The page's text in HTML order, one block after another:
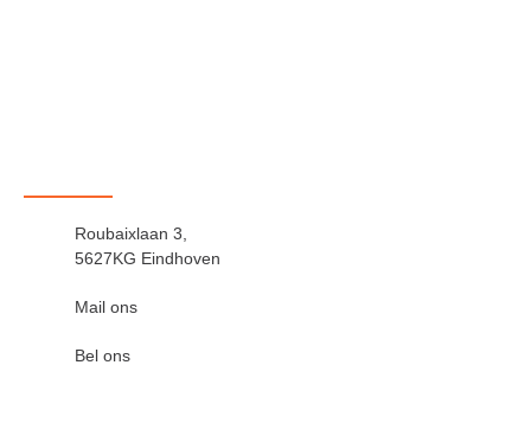
Roubaixlaan 3,
5627KG Eindhoven
Mail ons
Bel ons